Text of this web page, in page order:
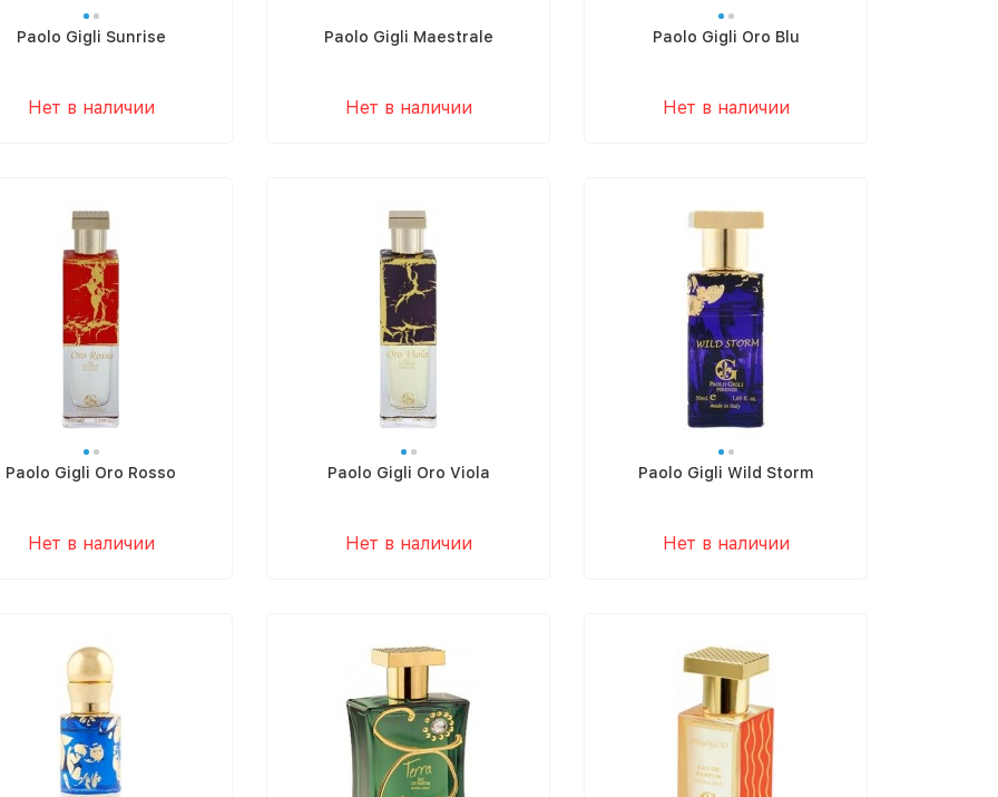
Paolo Gigli Sunrise
Нет в наличии
Paolo Gigli Maestrale
Нет в наличии
Paolo Gigli Oro Blu
Нет в наличии
Paolo Gigli Oro Rosso
Нет в наличии
Paolo Gigli Oro Viola
Нет в наличии
Paolo Gigli Wild Storm
Нет в наличии